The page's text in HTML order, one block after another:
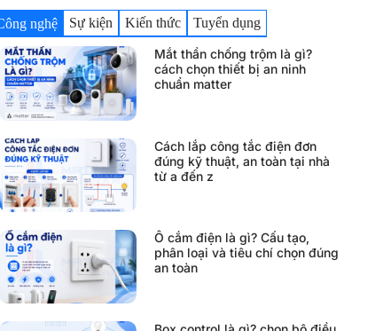
nghệ Sự kiện Kiến thức Tuyển dụng
Mắt thần chống trộm là gì?
cách chọn thiết bị an ninh
chuẩn matter
Cách lắp công tắc điện đơn
đúng kỹ thuật, an toàn tại nhà
từ a đến z
Ổ cắm điện là gì? Cấu tạo,
phân loại và tiêu chí chọn đúng
an toàn